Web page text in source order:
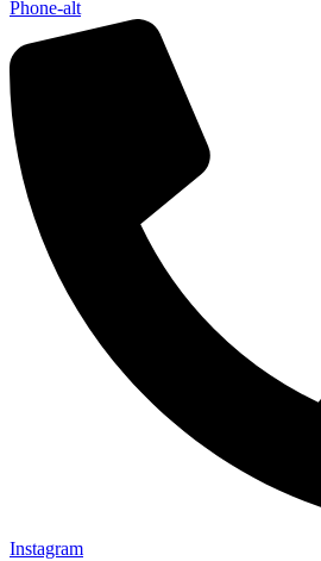
Phone-alt
Instagram